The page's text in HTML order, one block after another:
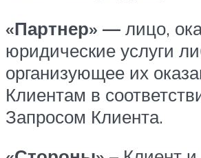
«Партнер» — лицо,
юридические услуги
организующее их
Клиентам в
Запросом Клиента.